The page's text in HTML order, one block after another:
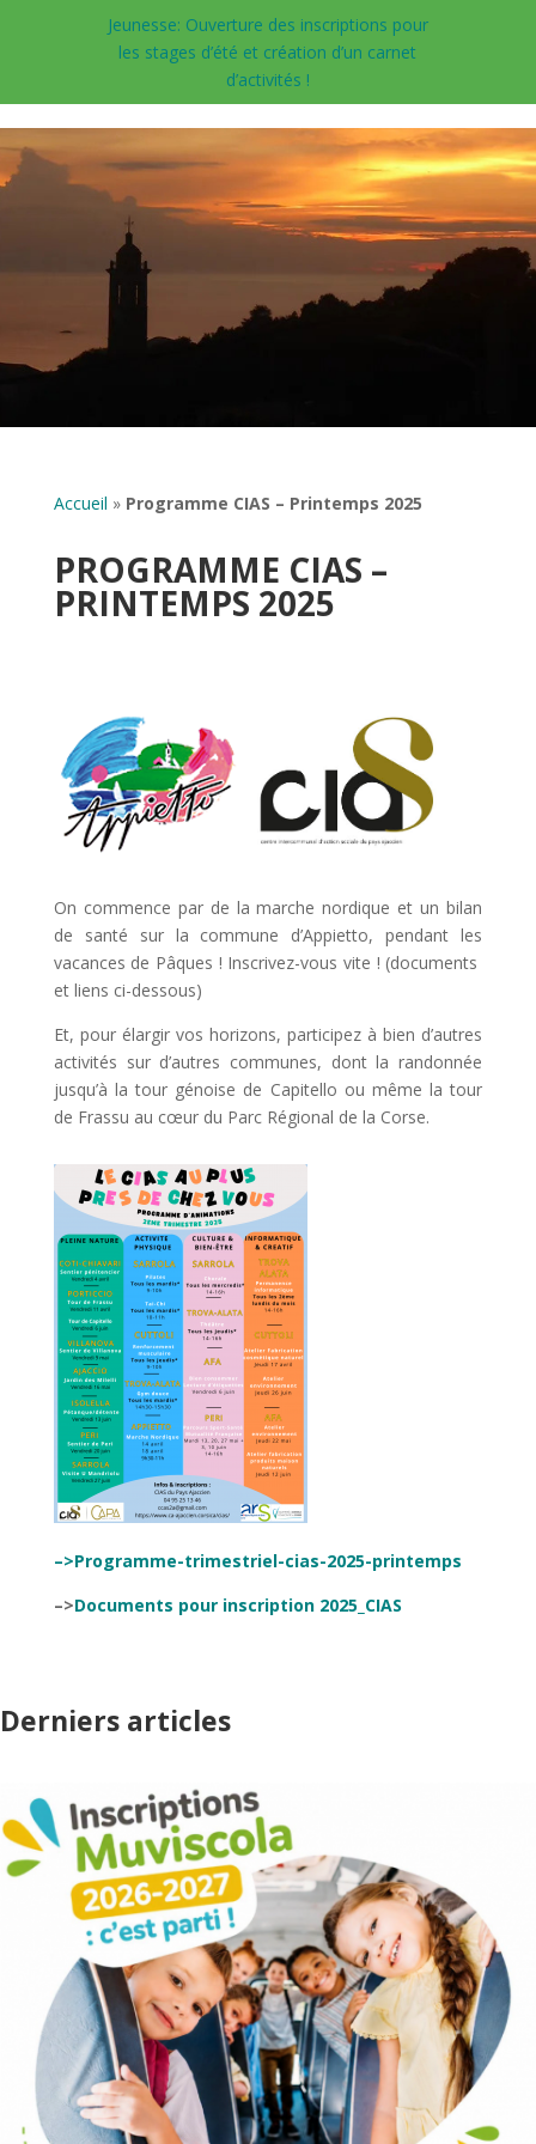
Jeunesse: Ouverture des inscriptions pour
les stages d’été et création d’un carnet
d’activités !
Accueil » Programme CIAS – Printemps 2025
PROGRAMME CIAS –
PRINTEMPS 2025
On commence par de la marche nordique et un bilan
de santé sur la commune d’Appietto, pendant les
vacances de Pâques ! Inscrivez-vous vite ! (documents
et liens ci-dessous)
Et, pour élargir vos horizons, participez à bien d’autres
activités sur d’autres communes, dont la randonnée
jusqu’à la tour génoise de Capitello ou même la tour
de Frassu au cœur du Parc Régional de la Corse.
–>Programme-trimestriel-cias-2025-printemps
–>Documents pour inscription 2025_CIAS
Derniers articles